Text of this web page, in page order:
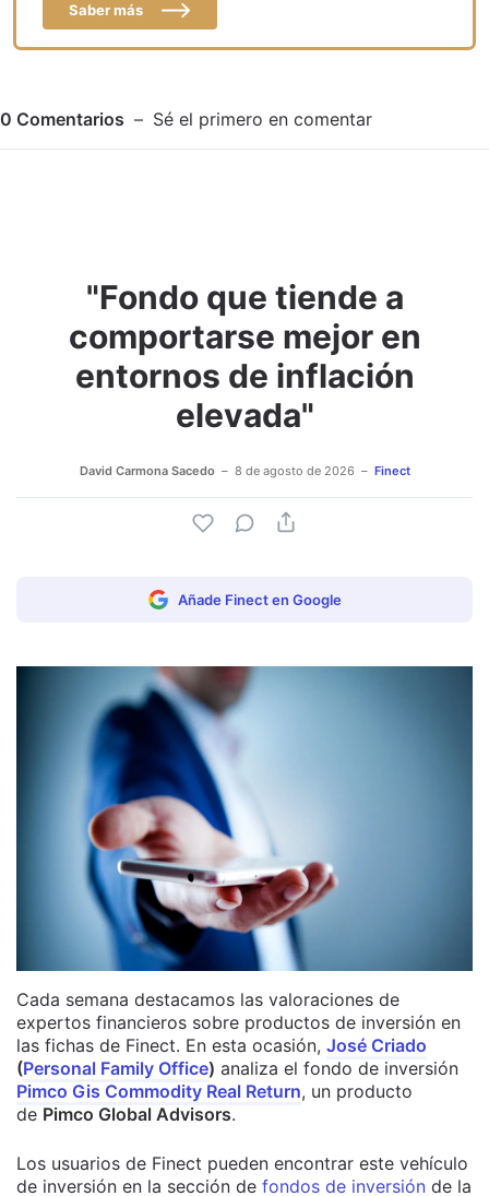
Saber más
0 Comentarios Sé el primero en comentar
Adjuntar imagen Comentar
"Fondo que tiende a
comportarse mejor en
entornos de inflación
elevada"
David Carmona Sacedo 8 de agosto de 2026 Finect
Añade Finect en Google
Cada semana destacamos las valoraciones de
expertos financieros sobre productos de inversión en
las fichas de Finect. En esta ocasión, José Criado
(Personal Family Office) analiza el fondo de inversión
Pimco Gis Commodity Real Return, un producto
de Pimco Global Advisors.
Los usuarios de Finect pueden encontrar este vehículo
de inversión en la sección de fondos de inversión de la